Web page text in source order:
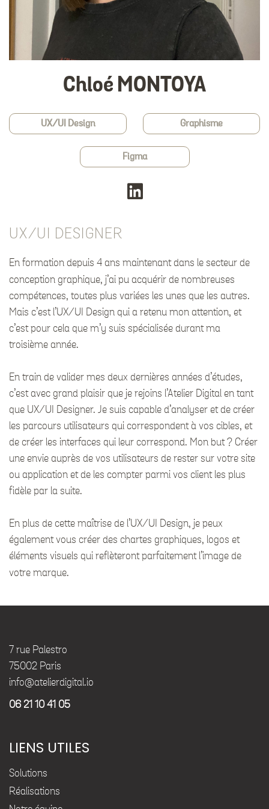
Chloé MONTOYA
UX/UI Design Graphisme
Figma
UX/UI DESIGNER
En formation depuis 4 ans maintenant dans le secteur de
conception graphique, j’ai pu acquérir de nombreuses
compétences, toutes plus variées les unes que les autres.
Mais c’est l’UX/UI Design qui a retenu mon attention, et
c’est pour cela que m’y suis spécialisée durant ma
troisième année.
En train de valider mes deux dernières années d’études,
c’est avec grand plaisir que je rejoins l’Atelier Digital en tant
que UX/UI Designer. Je suis capable d’analyser et de créer
les parcours utilisateurs qui correspondent à vos cibles, et
de créer les interfaces qui leur correspond. Mon but ? Créer
une envie auprès de vos utilisateurs de rester sur votre site
ou application et de les compter parmi vos client les plus
fidèle par la suite.
En plus de cette maîtrise de l’UX/UI Design, je peux
également vous créer des chartes graphiques, logos et
éléments visuels qui reflèteront parfaitement l’image de
votre marque.
7 rue Palestro
75002 Paris
info@atelierdigital.io
06 21 10 41 05
LIENS UTILES
Solutions
Réalisations